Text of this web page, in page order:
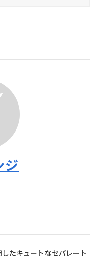
ジ
したキュートなセパレート